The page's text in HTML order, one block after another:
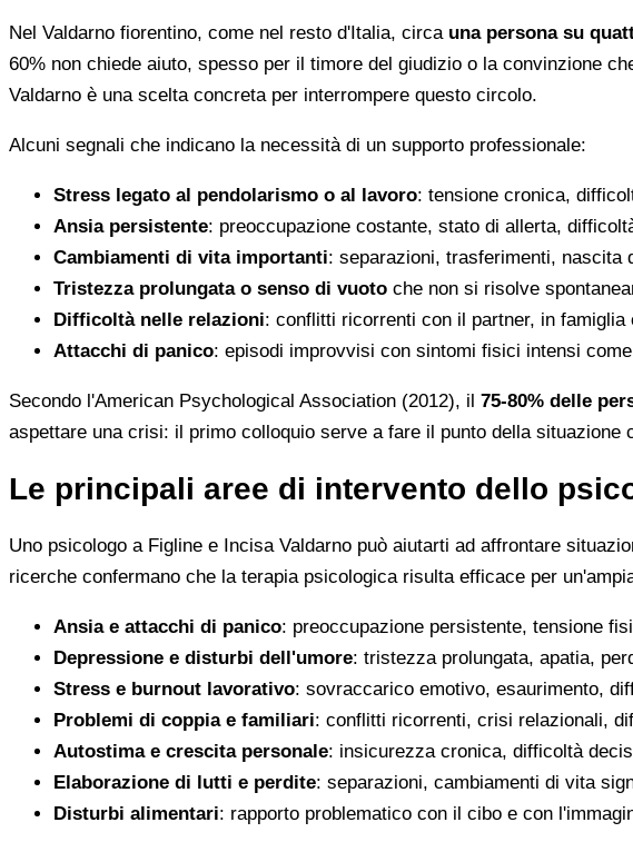
Nel Valdarno fiorentino, come nel resto d'Italia, circa una persona su
60% non chiede aiuto, spesso per il timore del giudizio o la convinzione
Valdarno è una scelta concreta per interrompere questo circolo.
Alcuni segnali che indicano la necessità di un supporto professionale:
Stress legato al pendolarismo o al lavoro: tensione cronica,
Ansia persistente: preoccupazione costante, stato di allerta,
Cambiamenti di vita importanti: separazioni, trasferimenti, nascita
Tristezza prolungata o senso di vuoto che non si risolve
Difficoltà nelle relazioni: conflitti ricorrenti con il partner, in famiglia
Attacchi di panico: episodi improvvisi con sintomi fisici intensi
Secondo l'American Psychological Association (2012), il 75-80% delle
aspettare una crisi: il primo colloquio serve a fare il punto della situazione
Le principali aree di intervento dello
Uno psicologo a Figline e Incisa Valdarno può aiutarti ad affrontare
ricerche confermano che la terapia psicologica risulta efficace per
Ansia e attacchi di panico: preoccupazione persistente, tensione
Depressione e disturbi dell'umore: tristezza prolungata, apatia,
Stress e burnout lavorativo: sovraccarico emotivo, esaurimento,
Problemi di coppia e familiari: conflitti ricorrenti, crisi relazionali,
Autostima e crescita personale: insicurezza cronica, difficoltà
Elaborazione di lutti e perdite: separazioni, cambiamenti di vita
Disturbi alimentari: rapporto problematico con il cibo e con